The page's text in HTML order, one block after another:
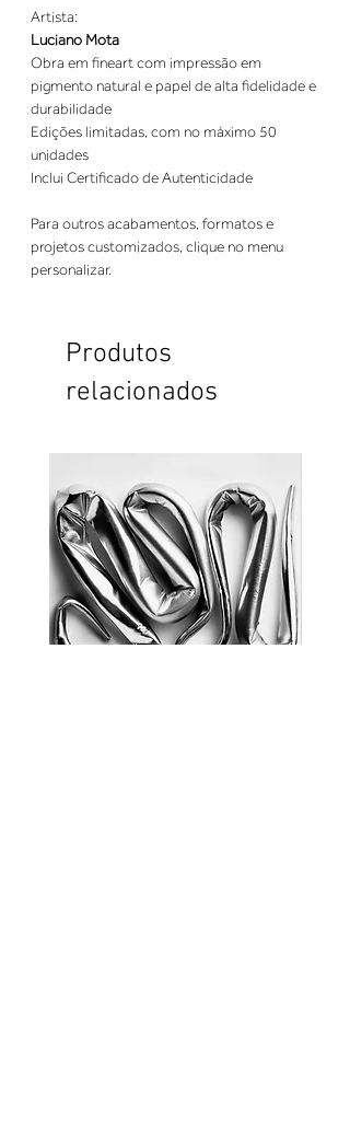
Artista:
Luciano Mota
Obra em fineart com impressão em
pigmento natural e papel de alta fidelidade e
durabilidade
Edições limitadas, com no máximo 50
unidades
Inclui Certificado de Autenticidade
Para outros acabamentos, formatos e
projetos customizados, clique no menu
personalizar.
Produtos
relacionados